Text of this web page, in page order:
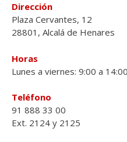
Dirección
Plaza Cervantes, 12
28801, Alcalá de Henares
Horas
Lunes a viernes: 9:00 a 14:00
Teléfono
91 888 33 00
Ext. 2124 y 2125